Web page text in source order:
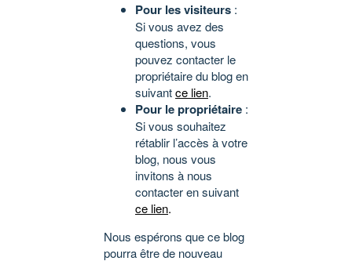
Pour les visiteurs :
Si vous avez des
questions, vous
pouvez contacter le
propriétaire du blog en
suivantce lien.
Pour le propriétaire :
Si vous souhaitez
rétablir l’accès à votre
blog, nous vous
invitons à nous
contacter en suivant
ce lien.
Nous espérons que ce blog
pourra être de nouveau